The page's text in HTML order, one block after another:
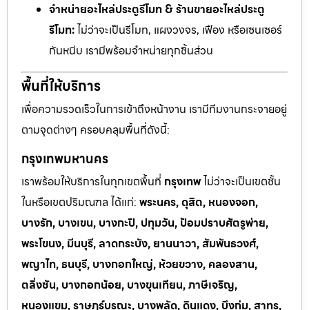
จำหน่ายอะไหล่ประตูรีโมท & ร้านขายอะไหล่ประตู
รีโมท:ไม่ว่าจะเป็นรีโมท, แผงวงจร, เฟือง หรือเซนเซอร์
กันหนีบ เรามีพร้อมจำหน่ายทุกชิ้นส่วน
พื้นที่ให้บริการ
เพื่อความรวดเร็วในการเข้าถึงหน้างาน เรามีทีมงานกระจายอยู่
ตามจุดต่างๆ ครอบคลุมพื้นที่ดังนี้:
กรุงเทพมหานคร
เราพร้อมให้บริการในทุกเขตพื้นที่ กรุงเทพไม่ว่าจะเป็นเขตชั้น
ในหรือเขตปริมณฑล ได้แก่: พระนคร, ดุสิต, หนองจอก,
บางรัก, บางเขน, บางกะปิ, ปทุมวัน, ป้อมปราบศัตรูพ่าย,
พระโขนง, มีนบุรี, ลาดกระบัง, ยานนาวา, สัมพันธวงศ์,
พญาไท, ธนบุรี, บางกอกใหญ่, ห้วยขวาง, คลองสาน,
ตลิ่งชัน, บางกอกน้อย, บางขุนเทียน, ภาษีเจริญ,
หนองแขม, ราษฎร์บูรณะ, บางพลัด, ดินแดง, บึงกุ่ม, สาทร,